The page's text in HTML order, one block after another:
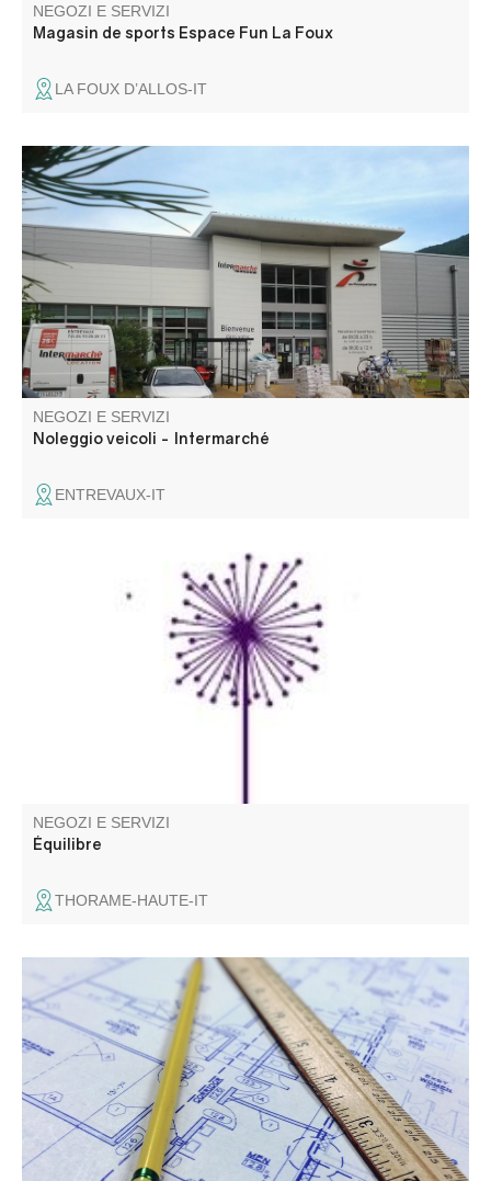
NEGOZI E SERVIZI
Magasin de sports Espace Fun La Foux
LA FOUX D’ALLOS-IT
Il negozio Intermarché noleggia veicoli commerciali e
un'autovettura (solo Ford Fiesta).
NEGOZI E SERVIZI
Noleggio veicoli - Intermarché
ENTREVAUX-IT
In qualità di Naturopata-Iridologo, lavoro con voi per
aiutarvi a ritrovare il vostro equilibrio e a lenire i vostri
dolori, utilizzando metodi naturali come la dieta, uno stile
di vita sano, la riflessologia plantare, il massaggio da
seduti, la reboutologia e l'energetica.
NEGOZI E SERVIZI
Équilibre
THORAME-HAUTE-IT
Architetto DPLG, iscritto all'Ordre des Architectes.
Progettazione e realizzazione di progetti nuovi e di
ristrutturazione. Settore privato e pubblico.